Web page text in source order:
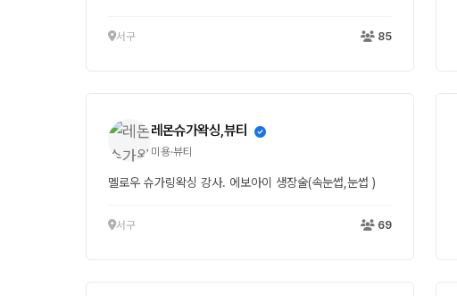
서구 85
레몬슈가왁싱,뷰티
미용·뷰티
멜로우 슈가링왁싱 강사. 에보아이 생장술(속눈썹,눈썹 )
서구 69